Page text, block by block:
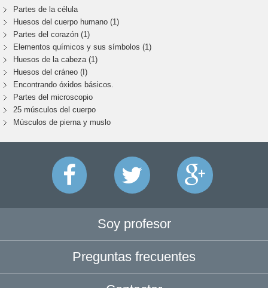
Partes de la célula
Huesos del cuerpo humano (1)
Partes del corazón (1)
Elementos químicos y sus símbolos (1)
Huesos de la cabeza (1)
Huesos del cráneo (I)
Encontrando óxidos básicos.
Partes del microscopio
25 músculos del cuerpo
Músculos de pierna y muslo
Soy profesor
Preguntas frecuentes